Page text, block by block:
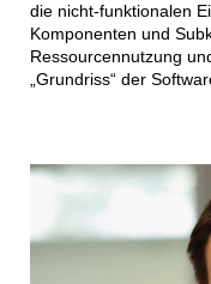
die nicht-funktionalen
Komponenten und
Ressourcennutzung
„Grundriss“ der